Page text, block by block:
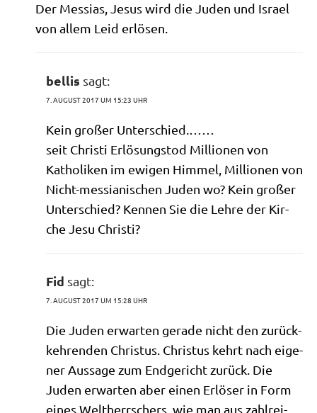
Der Mes­si­as, Jesus wird die Juden und Israel
von allem Leid erlösen.
bellis sagt:
7. AUGUST 2017 UM 15:23 UHR
Kein gro­ßer Unterschied.……
seit Chri­sti Erlö­sungs­tod Mil­lio­nen von
Katho­li­ken im ewi­gen Him­mel, Mil­lio­nen von
Nicht-mes­sia­ni­schen Juden wo? Kein gro­ßer
Unter­schied? Ken­nen Sie die Leh­re der Kir­
che Jesu Christi?
Fid sagt:
7. AUGUST 2017 UM 15:28 UHR
Die Juden erwar­ten gera­de nicht den zurück­
keh­ren­den Chri­stus. Chri­stus kehrt nach eige­
ner Aus­sa­ge zum End­ge­richt zurück. Die
Juden erwar­ten aber einen Erlö­ser in Form
eines Welt­herr­schers, wie man aus zahl­rei­